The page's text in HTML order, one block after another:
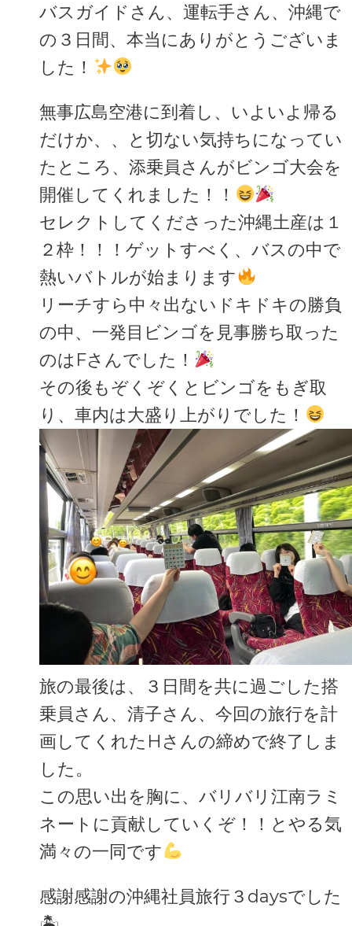
バスガイドさん、運転手さん、沖縄で
の３日間、本当にありがとうございま
した！
無事広島空港に到着し、いよいよ帰る
だけか、、と切ない気持ちになってい
たところ、添乗員さんがビンゴ大会を
開催してくれました！！
セレクトしてくださった沖縄土産は１
２枠！！！ゲットすべく、バスの中で
熱いバトルが始まります
リーチすら中々出ないドキドキの勝負
の中、一発目ビンゴを見事勝ち取った
のはFさんでした！
その後もぞくぞくとビンゴをもぎ取
り、車内は大盛り上がりでした！
旅の最後は、３日間を共に過ごした搭
乗員さん、清子さん、今回の旅行を計
画してくれたHさんの締めで終了しま
した。
この思い出を胸に、バリバリ江南ラミ
ネートに貢献していくぞ！！とやる気
満々の一同です
感謝感謝の沖縄社員旅行３daysでした